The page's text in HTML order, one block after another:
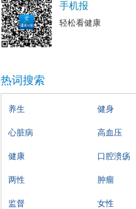
手机报
轻松看健康
热词搜索
养生 健身
心脏病 高血压
健康 口腔溃疡
两性 肿瘤
监督 女性